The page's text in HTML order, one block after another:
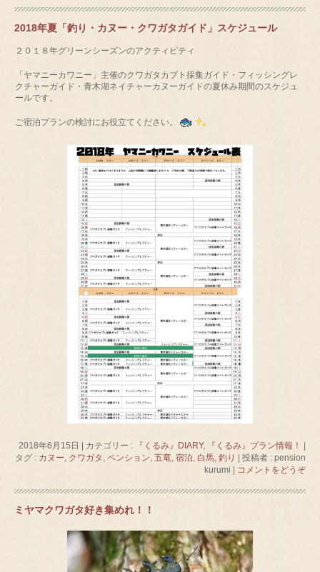
2018年夏「釣り・カヌー・クワガタガイド」スケジュール
２０１８年グリーンシーズンのアクティビティ
「ヤマニーカワニー」主催のクワガタカブト採集ガイド・フィッシングレ
クチャーガイド・青木湖ネイチャーカヌーガイドの夏休み期間のスケジュ
ールです。
ご宿泊プランの検討にお役立てください。
2018年6月15日 カテゴリー : 『くるみ』DIARY, 『くるみ』プラン情報！
タグ : カヌー, クワガタ , ペンション, 五竜, 宿泊, 白馬, 釣り
投稿者 : pension
kurumi
コメントをどうぞ
ミヤマクワガタ好き集めれ！！